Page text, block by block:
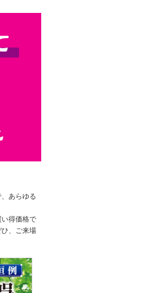
あらゆる
得価格で
、ご来場